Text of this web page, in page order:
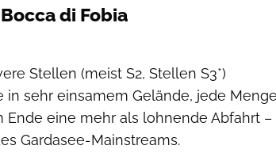
di Fobia
Stellen (meist S2, Stellen S3*)
in sehr einsamem Gelände, jede
Ende eine mehr als lohnende Abfahrt –
Gardasee-Mainstreams.